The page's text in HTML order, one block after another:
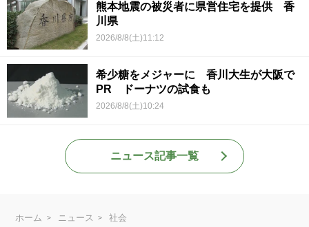
熊本地震の被災者に県営住宅を提供 香
川県
2026/8/8(土)11:12
希少糖をメジャーに 香川大生が大阪で
PR ドーナツの試食も
2026/8/8(土)10:24
ニュース記事一覧
ホーム ニュース
社会